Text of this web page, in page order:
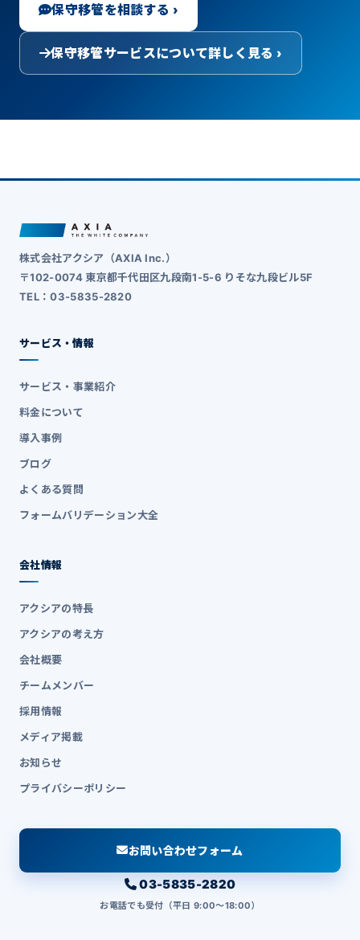
保守移管を相談する ›
保守移管サービスについて詳しく見る ›
株式会社アクシア（AXIA Inc.）
〒102-0074 東京都千代田区九段南1-5-6 りそな九段ビル5F
TEL：03-5835-2820
サービス・情報
サービス・事業紹介
料金について
導入事例
ブログ
よくある質問
フォームバリデーション大全
会社情報
アクシアの特長
アクシアの考え方
会社概要
チームメンバー
採用情報
メディア掲載
お知らせ
プライバシーポリシー
お問い合わせフォーム
03-5835-2820
お電話でも受付（平日 9:00〜18:00）